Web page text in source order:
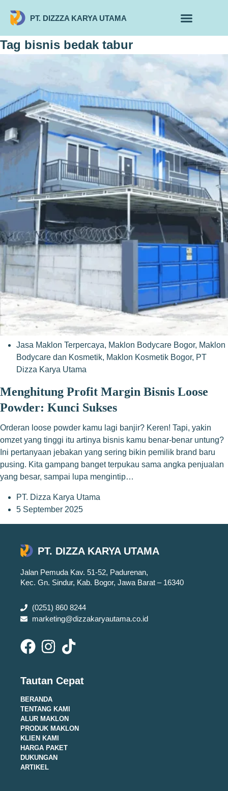
PT. DIZZZA KARYA UTAMA
Tag bisnis bedak tabur
Jasa Maklon Terpercaya, Maklon Bodycare Bogor, Maklon
Bodycare dan Kosmetik, Maklon Kosmetik Bogor, PT
Dizza Karya Utama
Menghitung Profit Margin Bisnis Loose
Powder: Kunci Sukses
Orderan loose powder kamu lagi banjir? Keren! Tapi, yakin
omzet yang tinggi itu artinya bisnis kamu benar-benar untung?
Ini pertanyaan jebakan yang sering bikin pemilik brand baru
pusing. Kita gampang banget terpukau sama angka penjualan
yang besar, sampai lupa mengintip…
PT. Dizza Karya Utama
5 September 2025
PT. DIZZA KARYA UTAMA
Jalan Pemuda Kav. 51-52, Padurenan,
Kec. Gn. Sindur, Kab. Bogor, Jawa Barat – 16340
(0251) 860 8244
marketing@dizzakaryautama.co.id
Tautan Cepat
BERANDA
TENTANG KAMI
ALUR MAKLON
PRODUK MAKLON
KLIEN KAMI
HARGA PAKET
DUKUNGAN
ARTIKEL